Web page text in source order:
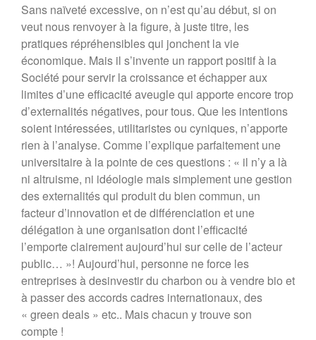
Sans naïveté excessive, on n’est qu’au début, si on
veut nous renvoyer à la figure, à juste titre, les
pratiques répréhensibles qui jonchent la vie
économique. Mais il s’invente un rapport positif à la
Société pour servir la croissance et échapper aux
limites d’une efficacité aveugle qui apporte encore trop
d’externalités négatives, pour tous. Que les intentions
soient intéressées, utilitaristes ou cyniques, n’apporte
rien à l’analyse. Comme l’explique parfaitement une
universitaire à la pointe de ces questions : « il n’y a là
ni altruisme, ni idéologie mais simplement une gestion
des externalités qui produit du bien commun, un
facteur d’innovation et de différenciation et une
délégation à une organisation dont l’efficacité
l’emporte clairement aujourd’hui sur celle de l’acteur
public… »! Aujourd’hui, personne ne force les
entreprises à desinvestir du charbon ou à vendre bio et
à passer des accords cadres internationaux, des
« green deals » etc.. Mais chacun y trouve son
compte !